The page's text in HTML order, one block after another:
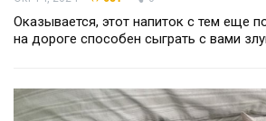
Оказывается, этот напиток с тем еще
на дороге способен сыграть с вами